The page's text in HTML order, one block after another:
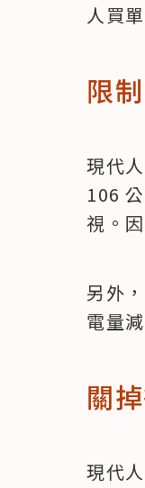
人買
限
現代
106
視。
另外
電量
關
現代